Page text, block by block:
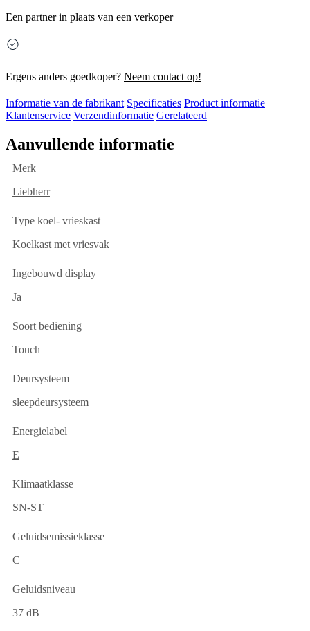
Een partner in plaats van een verkoper
Ergens anders goedkoper? Neem contact op!
Informatie van de fabrikant Specificaties Product informatie
Klantenservice Verzendinformatie Gerelateerd
Aanvullende informatie
Merk
Liebherr
Type koel- vrieskast
Koelkast met vriesvak
Ingebouwd display
Ja
Soort bediening
Touch
Deursysteem
sleepdeursysteem
Energielabel
E
Klimaatklasse
SN-ST
Geluidsemissieklasse
C
Geluidsniveau
37 dB